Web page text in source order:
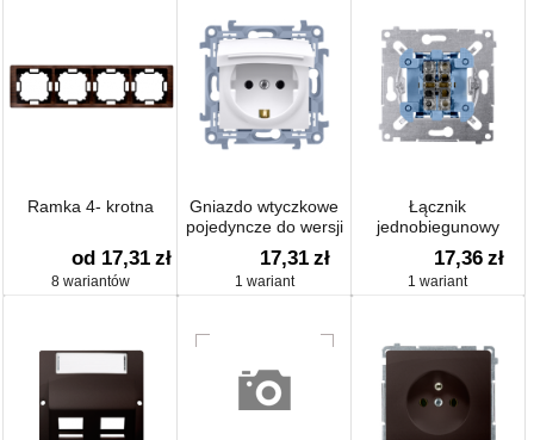
Ramka 4- krotna
od 17,31 zł
8 wariantów
Gniazdo wtyczkowe
pojedyncze do wersji
IP44 z uziemieniem
typu Schuko
17,31 zł
1 wariant
Łącznik
jednobiegunowy
(mechanizm) 10AX
250V, szybkozłącza,
nie dotyczy
17,36 zł
1 wariant